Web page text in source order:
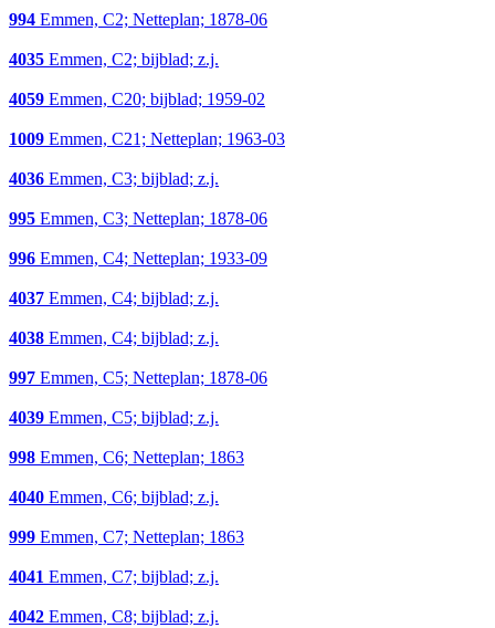
994 Emmen, C2; Netteplan; 1878-06
4035 Emmen, C2; bijblad; z.j.
4059 Emmen, C20; bijblad; 1959-02
1009 Emmen, C21; Netteplan; 1963-03
4036 Emmen, C3; bijblad; z.j.
995 Emmen, C3; Netteplan; 1878-06
996 Emmen, C4; Netteplan; 1933-09
4037 Emmen, C4; bijblad; z.j.
4038 Emmen, C4; bijblad; z.j.
997 Emmen, C5; Netteplan; 1878-06
4039 Emmen, C5; bijblad; z.j.
998 Emmen, C6; Netteplan; 1863
4040 Emmen, C6; bijblad; z.j.
999 Emmen, C7; Netteplan; 1863
4041 Emmen, C7; bijblad; z.j.
4042 Emmen, C8; bijblad; z.j.